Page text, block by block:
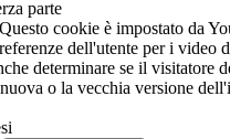
parte
Questo cookie è impostato da
dell'utente per i video
determinare se il visitatore
o la vecchia versione